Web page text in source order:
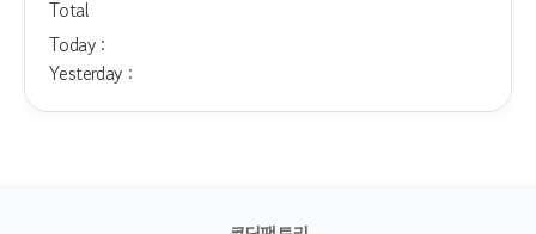
Total
Today :
Yesterday :